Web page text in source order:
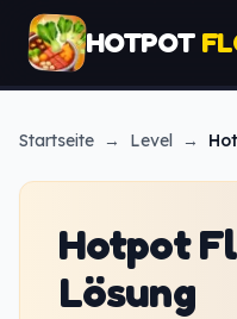
HOTPOT
Startseite → Level →
Hotpot
Lösung